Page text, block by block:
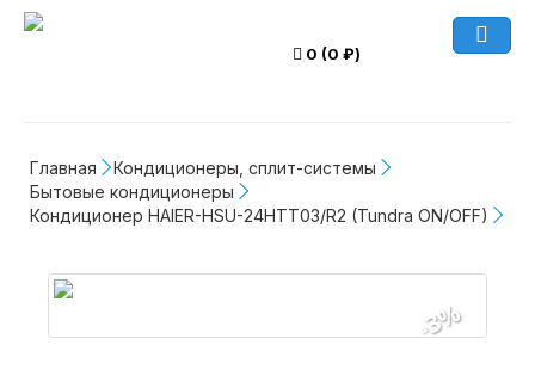
0 (0 ₽)
Главная
Кондиционеры, сплит-системы
Бытовые кондиционеры
Кондиционер HAIER-HSU-24HTT03/R2 (Tundra ON/OFF)
-3%